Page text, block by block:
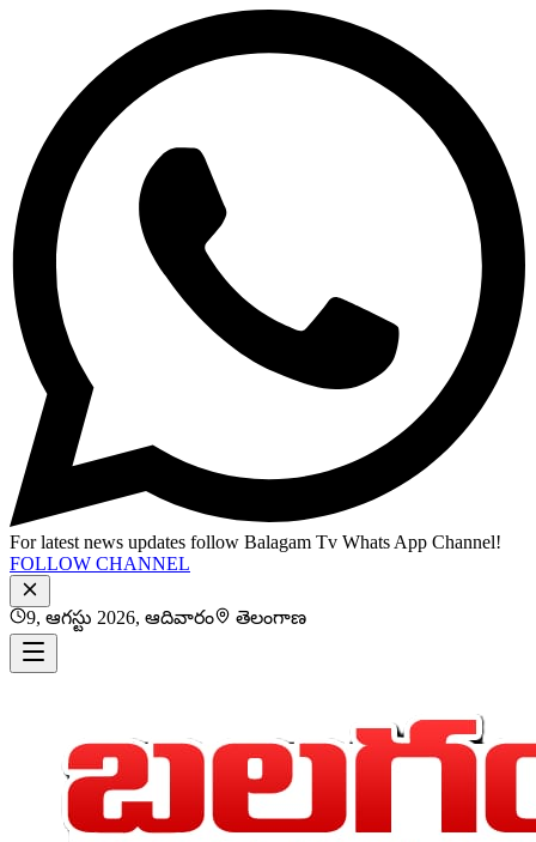
For latest news updates follow Balagam Tv Whats App Channel!
FOLLOW CHANNEL
9, ఆగస్టు 2026, ఆదివారం తెలంగాణ